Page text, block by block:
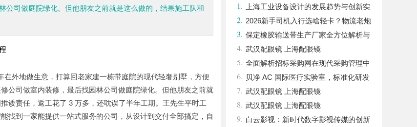
公司做庭院绿化。但他朋友之前就是这么做的，结果施工队和
外地做生意，打算回老家建一栋带庭院的现代轻奢别墅，方便
公司做室内装修，最后找园林公司做庭院绿化。但他朋友之前就
诿责任，返工花了 3 万多，还耽误了半年工期。王先生平时工
找到一家能提供一站式服务的公司，从设计到交付全部搞定，自
1.
上海工业设备设计的发展趋势与创新实
践探索
2. 2026新手司机入行选啥轻卡？物流老炮
儿的深度选车经与标杆车型解析
3. 保定橡胶输送带生产厂家全方位解析与
行业发展前景
4. 武汉配眼镜 上海配眼镜
5. 全面解析招标采购网在现代采购管理中
的重要作用与应用
6. 贝净 AC 国际医疗实验室，标准化研发
体系全解析
7. 武汉配眼镜 上海配眼镜
8. 武汉配眼镜 上海配眼镜
9. 白云影视：新时代数字影视传媒的创新